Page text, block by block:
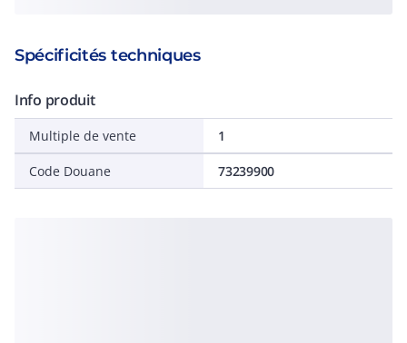
Spécificités techniques
Info produit
Multiple de vente 1
Code Douane 73239900